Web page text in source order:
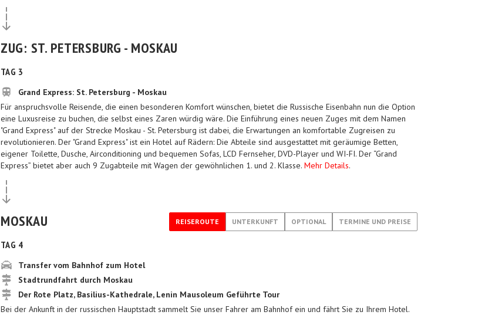
ZUG: ST. PETERSBURG - MOSKAU
TAG 3
Grand Express: St. Petersburg - Moskau
Für anspruchsvolle Reisende, die einen besonderen Komfort wünschen, bietet die Russische Eisenbahn nun die Option
eine Luxusreise zu buchen, die selbst eines Zaren würdig wäre. Die Einführung eines neuen Zuges mit dem Namen
"Grand Express" auf der Strecke Moskau - St. Petersburg ist dabei, die Erwartungen an komfortable Zugreisen zu
revolutionieren. Der "Grand Express" ist ein Hotel auf Rädern: Die Abteile sind ausgestattet mit geräumige Betten,
eigener Toilette, Dusche, Airconditioning und bequemen Sofas, LCD Fernseher, DVD-Player und WI-FI. Der “Grand
Express” bietet aber auch 9 Zugabteile mit Wagen der gewöhnlichen 1. und 2. Klasse. Mehr Details.
MOSKAU REISEROUTE UNTERKUNFT OPTIONAL TERMINE UND PREISE
TAG 4
Transfer vom Bahnhof zum Hotel
Stadtrundfahrt durch Moskau
Der Rote Platz, Basilius-Kathedrale, Lenin Mausoleum Geführte Tour
Bei der Ankunft in der russischen Hauptstadt sammelt Sie unser Fahrer am Bahnhof ein und fährt Sie zu Ihrem Hotel.